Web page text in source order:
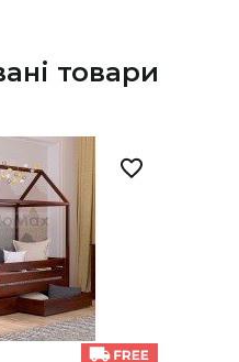
товари